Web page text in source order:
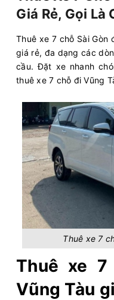
Giá Rẻ, Gọi Là
Thuê xe 7 chỗ Sài Gòn
giá rẻ, đa dạng các
cầu. Đặt xe nhanh
thuê xe 7 chỗ đi Vũng
Thuê xe 7
Thuê xe
Vũng Tàu